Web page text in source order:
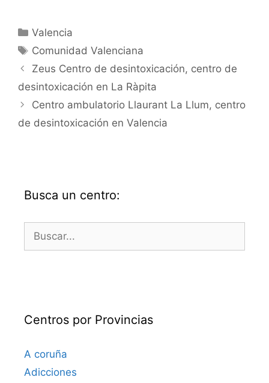
Categorías
Valencia
Etiquetas
Comunidad Valenciana
Zeus Centro de desintoxicación, centro de
desintoxicación en La Ràpita
Centro ambulatorio Llaurant La Llum, centro
de desintoxicación en Valencia
Busca un centro:
Centros por Provincias
A coruña
Adicciones